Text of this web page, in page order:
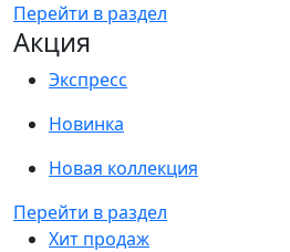
Перейти в раздел
Акция
Экспресс
Новинка
Новая коллекция
Перейти в раздел
Хит продаж